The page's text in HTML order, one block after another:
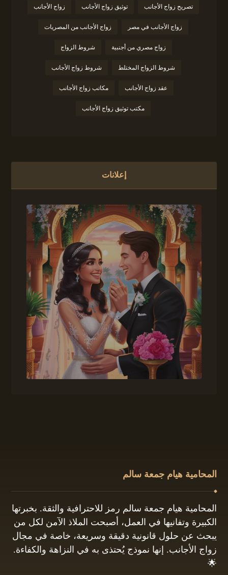
تصريح زواج الأجانب توثيق زواج الأجانب زواج الأجانب
زواج الأجانب في مصر زواج الأجانب من المصريات
زواج مصري من أجنبية شروط الزواج
شروط الزواج المختلط شروط زواج الأجانب
عقد زواج الأجانب مكاتب زواج الأجانب
مكتب توثيق زواج الأجانب
إعلانات
المحامية هيام جمعة سالم
المحامية هيام جمعة سالم رمز للاحترافية والثقة. بخبرتها
الكبيرة وتفانيها في العمل، أصبحت الملاذ الآمن لكل من
يبحث عن حلول قانونية دقيقة وسريعة، خاصة في مجال
زواج الأجانب. إنها نموذج يُحتذى به في النزاهة والكفاءة.
🌟